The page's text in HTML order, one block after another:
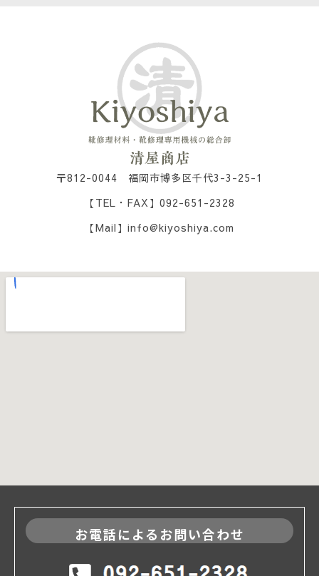
〒812-0044 福岡市博多区千代3-3-25-1
【TEL・FAX】092-651-2328
【Mail】info@kiyoshiya.com
お電話によるお問い合わせ